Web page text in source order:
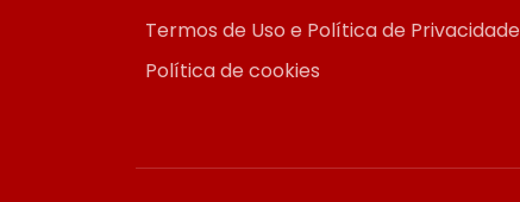
Termos de Uso e Política de Privacidade
Política de cookies